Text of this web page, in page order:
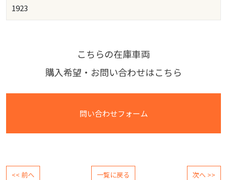
1923
こちらの在庫車両
購入希望・お問い合わせはこちら
問い合わせフォーム
<< 前へ 一覧に戻る 次へ >>